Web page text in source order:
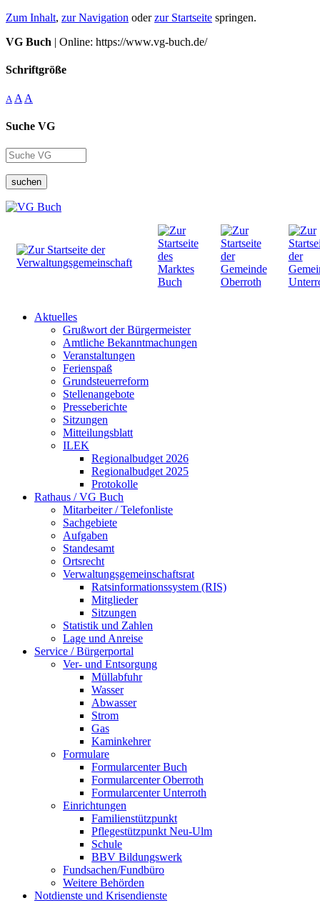
Zum Inhalt, zur Navigation oderzur Startseite springen.
VG Buch | Online: https://www.vg-buch.de/
Schriftgröße
A A A
Suche VG
suchen
Aktuelles
Grußwort der Bürgermeister
Amtliche Bekanntmachungen
Veranstaltungen
Ferienspaß
Grundsteuerreform
Stellenangebote
Presseberichte
Sitzungen
Mitteilungsblatt
ILEK
Regionalbudget 2026
Regionalbudget 2025
Protokolle
Rathaus / VG Buch
Mitarbeiter / Telefonliste
Sachgebiete
Aufgaben
Standesamt
Ortsrecht
Verwaltungsgemeinschaftsrat
Ratsinformationssystem (RIS)
Mitglieder
Sitzungen
Statistik und Zahlen
Lage und Anreise
Service / Bürgerportal
Ver- und Entsorgung
Müllabfuhr
Wasser
Abwasser
Strom
Gas
Kaminkehrer
Formulare
Formularcenter Buch
Formularcenter Oberroth
Formularcenter Unterroth
Einrichtungen
Familienstützpunkt
Pflegestützpunkt Neu-Ulm
Schule
BBV Bildungswerk
Fundsachen/Fundbüro
Weitere Behörden
Notdienste und Krisendienste